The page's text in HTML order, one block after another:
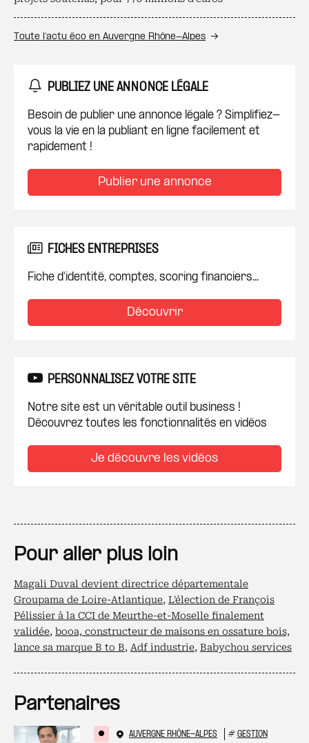
Toute l’actu éco en Auvergne Rhône-Alpes
PUBLIEZ UNE ANNONCE LÉGALE
Besoin de publier une annonce légale ? Simplifiez-
vous la vie en la publiant en ligne facilement et
rapidement !
Publier une annonce
FICHES ENTREPRISES
Fiche d'identité, comptes, scoring financiers...
Découvrir
PERSONNALISEZ VOTRE SITE
Notre site est un véritable outil business !
Découvrez toutes les fonctionnalités en vidéos
Je découvre les vidéos
Pour aller plus loin
Magali Duval devient directrice départementale
Groupama de Loire-Atlantique, L'élection de François
Pélissier à la CCI de Meurthe-et-Moselle finalement
validée, booa, constructeur de maisons en ossature bois,
lance sa marque B to B, Adf industrie, Babychou services
Partenaires
AUVERGNE RHÔNE-ALPES # GESTION